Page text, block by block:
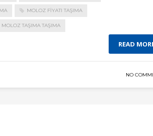
MOLOZ FIYATI TAŞIMA
MOLOZ TAŞIMA TAŞIMA
READ
NO